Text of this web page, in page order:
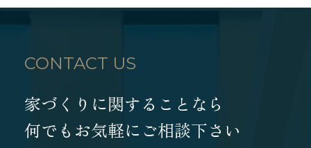
CONTACT US
家づくりに関することなら
何でもお気軽にご相談下さい